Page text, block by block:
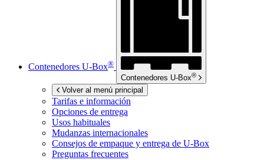
Contenedores U-Box®
Contenedores U-Box®
Volver al menú principal
Tarifas e información
Opciones de entrega
Usos habituales
Mudanzas internacionales
Consejos de empaque y entrega de U-Box
Preguntas frecuentes